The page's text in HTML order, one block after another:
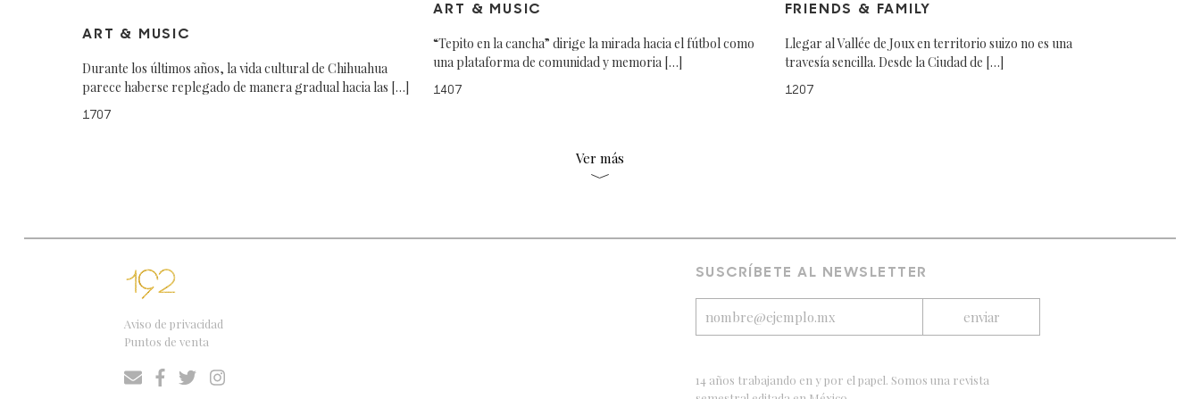
ART & MUSIC
Durante los últimos años, la vida cultural de Chihuahua
parece haberse replegado de manera gradual hacia las […]
1707
ART & MUSIC
“Tepito en la cancha” dirige la mirada hacia el fútbol como
una plataforma de comunidad y memoria […]
1407
FRIENDS & FAMILY
Llegar al Vallée de Joux en territorio suizo no es una
travesía sencilla. Desde la Ciudad de […]
1207
Ver más
Aviso de privacidad
Puntos de venta
SUSCRÍBETE AL NEWSLETTER
14 años trabajando en y por el papel. Somos una revista